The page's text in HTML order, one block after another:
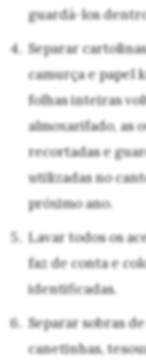
guardá-los
Separar
camurça e papel
folhas inteiras
almoxarifado, as
recortadas e
utilizadas no
próximo ano.
Lavar todos os
faz de conta e
identificadas.
Separar sobras
canetinhas,